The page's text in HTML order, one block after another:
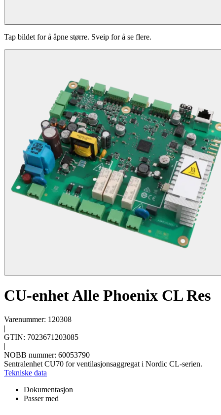
Tap bildet for å åpne større. Sveip for å se flere.
CU-enhet Alle Phoenix CL Res
Varenummer: 120308
|
GTIN: 7023671203085
|
NOBB nummer: 60053790
Sentralenhet CU70 for ventilasjonsaggregat i Nordic CL-serien.
Tekniske data
Dokumentasjon
Passer med